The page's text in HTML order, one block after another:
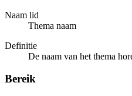
Naam lid
Thema naam
Definitie
De naam van het thema
Bereik